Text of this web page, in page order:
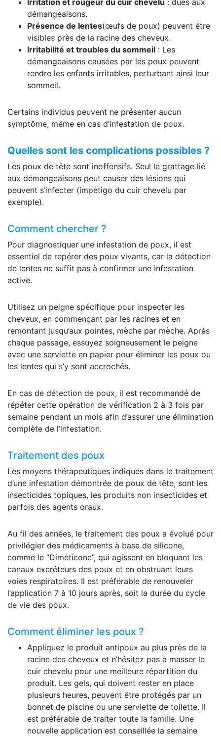
démangeaisons.
Présence de lentes(œufs de poux) peuvent être
visibles près de la racine des cheveux.
Irritabilité et troubles du sommeil : Les
démangeaisons causées par les poux peuvent
rendre les enfants irritables, perturbant ainsi leur
sommeil.
Certains individus peuvent ne présenter aucun
symptôme, même en cas d’infestation de poux.
Quelles sont les complications possibles ?
Les poux de tête sont inoffensifs. Seul le grattage lié
aux démangeaisons peut causer des lésions qui
peuvent s’infecter (impétigo du cuir chevelu par
exemple).
Comment chercher ?
Pour diagnostiquer une infestation de poux, il est
essentiel de repérer des poux vivants, car la détection
de lentes ne suffit pas à confirmer une infestation
active.
Utilisez un peigne spécifique pour inspecter les
cheveux, en commençant par les racines et en
remontant jusqu’aux pointes, mèche par mèche. Après
chaque passage, essuyez soigneusement le peigne
avec une serviette en papier pour éliminer les poux ou
les lentes qui s’y sont accrochés.
En cas de détection de poux, il est recommandé de
répéter cette opération de vérification 2 à 3 fois par
semaine pendant un mois afin d’assurer une élimination
complète de l’infestation.
Traitement des poux
Les moyens thérapeutiques indiqués dans le traitement
d’une infestation démontrée de poux de tête, sont les
insecticides topiques, les produits non insecticides et
parfois des agents oraux.
Au fil des années, le traitement des poux a évolué pour
privilégier des médicaments à base de silicone,
comme le ‘’Diméticone’’, qui agissent en bloquant les
canaux excréteurs des poux et en obstruant leurs
voies respiratoires. Il est préférable de renouveler
l’application 7 à 10 jours après, soit la durée du cycle
de vie des poux.
Comment éliminer les poux ?
Appliquez le produit antipoux au plus près de la
racine des cheveux et n’hésitez pas à masser le
cuir chevelu pour une meilleure répartition du
produit. Les gels, qui doivent rester en place
plusieurs heures, peuvent être protégés par un
bonnet de piscine ou une serviette de toilette. Il
est préférable de traiter toute la famille. Une
nouvelle application est conseillée la semaine